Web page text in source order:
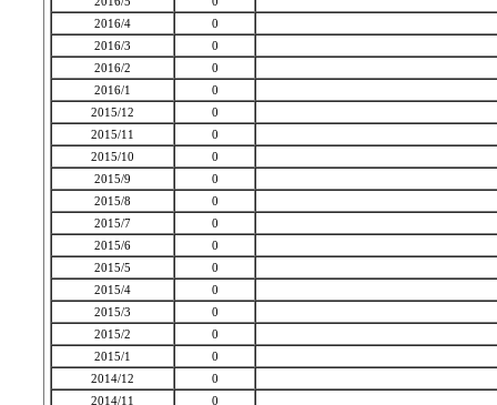
2016/4
0
2016/3
0
2016/2
0
2016/1
0
2015/12
0
2015/11
0
2015/10
0
2015/9
0
2015/8
0
2015/7
0
2015/6
0
2015/5
0
2015/4
0
2015/3
0
2015/2
0
2015/1
0
2014/12
0
2014/11
0